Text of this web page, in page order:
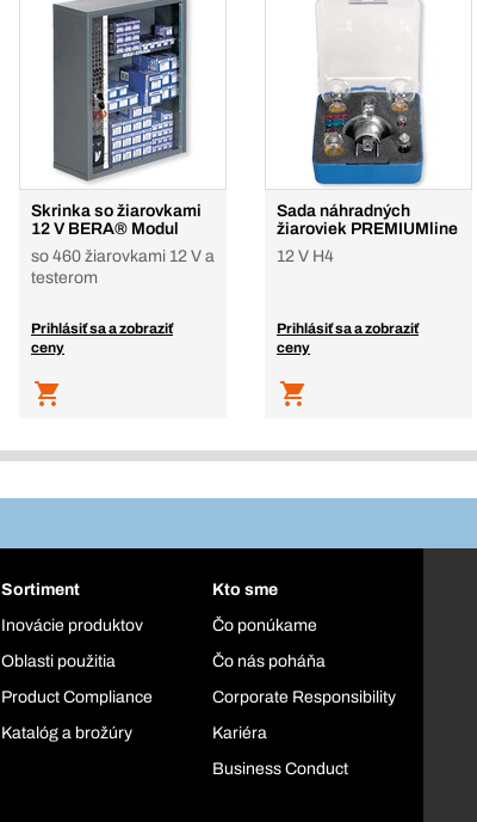
Skrinka so žiarovkami
12 V BERA® Modul
so 460 žiarovkami 12 V a
testerom
Prihlásiť sa a zobraziť
ceny
Sada náhradných
žiaroviek PREMIUMline
12 V H4
Prihlásiť sa a zobraziť
ceny
Sortiment
Inovácie produktov
Oblasti použitia
Product Compliance
Katalóg a brožúry
Kto sme
Čo ponúkame
Čo nás poháňa
Corporate Responsibility
Kariéra
Business Conduct